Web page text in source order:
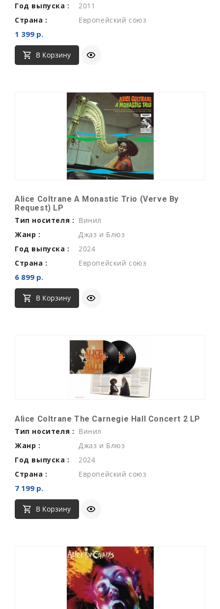
Год выпуска :
2011
Страна :
Европейский союз
1 399 р.
В Корзину
Alice Coltrane A Monastic Trio (Verve By
Request) LP
Тип носителя : Винил
Жанр :
Джаз и Блюз
Год выпуска :
2024
Страна :
Европейский союз
6 899 р.
В Корзину
Alice Coltrane The Carnegie Hall Concert 2 LP
Тип носителя : Винил
Жанр :
Джаз и Блюз
Год выпуска :
2024
Страна :
Европейский союз
7 199 р.
В Корзину